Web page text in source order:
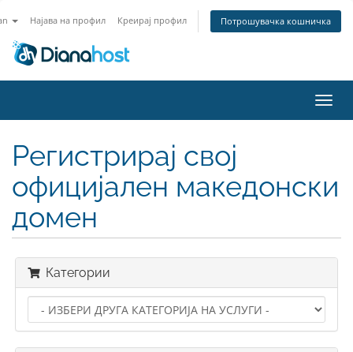
Најава на профил Креирај профил Потрошувачка кошничка
ја
Регистрирај свој
официјален македонски
домен
Категории